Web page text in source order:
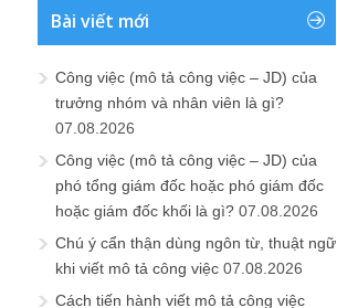
Bài viết mới
Công việc (mô tả công việc – JD) của
trưởng nhóm và nhân viên là gì?
07.08.2026
Công việc (mô tả công việc – JD) của
phó tổng giám đốc hoặc phó giám đốc
hoặc giám đốc khối là gì? 07.08.2026
Chú ý cẩn thận dùng ngôn từ, thuật ngữ
khi viết mô tả công việc 07.08.2026
Cách tiến hành viết mô tả công việc